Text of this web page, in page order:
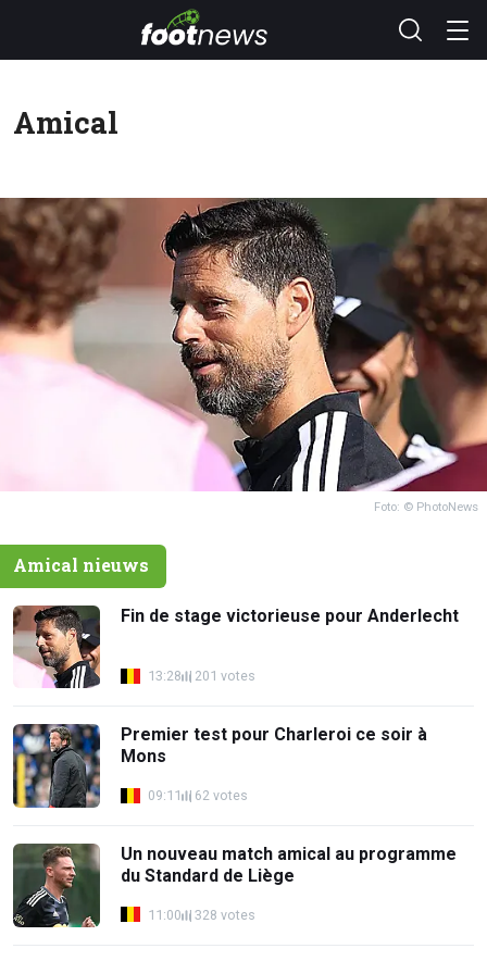
Amical
Foto: © PhotoNews
Amical nieuws
Fin de stage victorieuse pour Anderlecht
13:28 201 votes
Premier test pour Charleroi ce soir à
Mons
09:11 62 votes
Un nouveau match amical au programme
du Standard de Liège
11:00 328 votes